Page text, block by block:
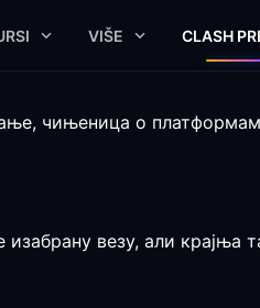
VIŠE CLASH
чињеница о
везу, али крајња